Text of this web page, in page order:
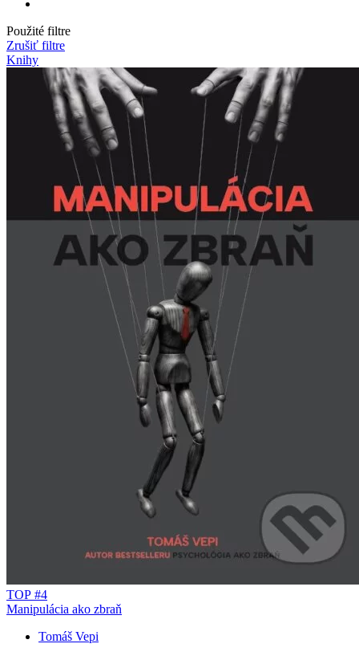
Použité filtre
Zrušiť filtre
Knihy
TOP #4
Manipulácia ako zbraň
Tomáš Vepi